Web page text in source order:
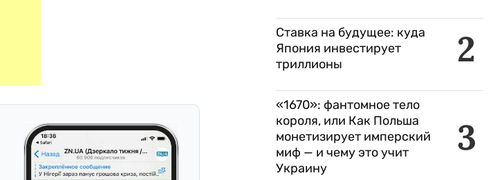
2
Ставка на будущее: куда
Япония инвестирует
триллионы
3
«1670»: фантомное тело
короля, или Как Польша
монетизирует имперский
миф — и чему это учит
Украину